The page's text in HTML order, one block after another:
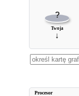
?
Twoja
↓
Procesor